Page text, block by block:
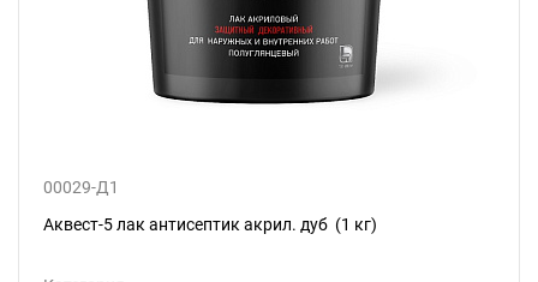
00029-Д1
Аквест-5 лак антисептик акрил. дуб (1 кг)